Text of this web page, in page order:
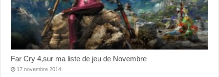
Far Cry 4,sur ma liste de jeu de Novembre
17 novembre 2014